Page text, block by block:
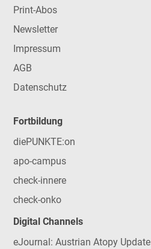
Print-Abos
Newsletter
Impressum
AGB
Datenschutz
Fortbildung
diePUNKTE:on
apo-campus
check-innere
check-onko
Digital Channels
eJournal: Austrian Atopy Update